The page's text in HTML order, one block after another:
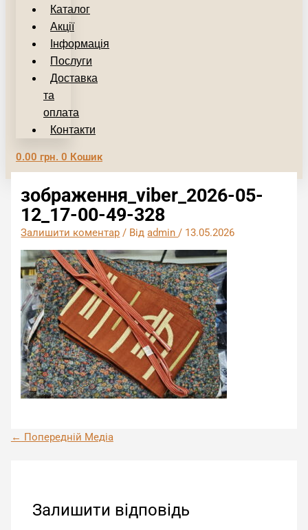
Каталог
Акції
Інформація
Послуги
Доставка
та
оплата
Контакти
0.00 грн. 0 Кошик
зображення_viber_2026-05-
12_17-00-49-328
Залишити коментар / Відadmin/ 13.05.2026
← Попередній Медіа
Залишити відповідь